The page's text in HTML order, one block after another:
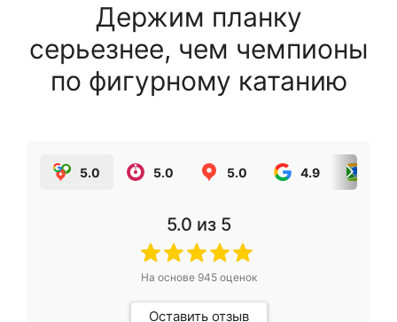
Держим планку
серьезнее, чем чемпионы
по фигурному катанию
5.0 5.0 5.0 4.9
5.0 из 5
На основе 945оценок
Оставить отзыв